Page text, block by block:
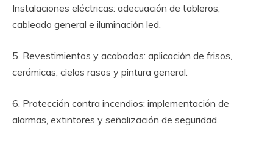
Instalaciones eléctricas: adecuación de tableros,
cableado general e iluminación led.
5. Revestimientos y acabados: aplicación de frisos,
cerámicas, cielos rasos y pintura general.
6. Protección contra incendios: implementación de
alarmas, extintores y señalización de seguridad.